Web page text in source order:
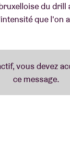
du drill
que l'on